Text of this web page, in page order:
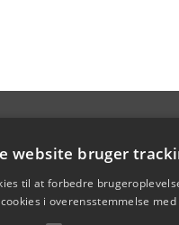
website bruger
til at forbedre
i overensstemmelse